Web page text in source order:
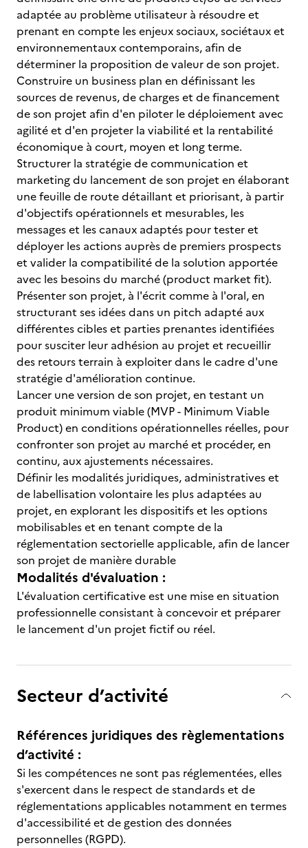
adaptée au problème utilisateur à résoudre et
prenant en compte les enjeux sociaux, sociétaux et
environnementaux contemporains, afin de
déterminer la proposition de valeur de son projet.
Construire un business plan en définissant les
sources de revenus, de charges et de financement
de son projet afin d'en piloter le déploiement avec
agilité et d'en projeter la viabilité et la rentabilité
économique à court, moyen et long terme.
Structurer la stratégie de communication et
marketing du lancement de son projet en élaborant
une feuille de route détaillant et priorisant, à partir
d'objectifs opérationnels et mesurables, les
messages et les canaux adaptés pour tester et
déployer les actions auprès de premiers prospects
et valider la compatibilité de la solution apportée
avec les besoins du marché (product market fit).
Présenter son projet, à l'écrit comme à l'oral, en
structurant ses idées dans un pitch adapté aux
différentes cibles et parties prenantes identifiées
pour susciter leur adhésion au projet et recueillir
des retours terrain à exploiter dans le cadre d'une
stratégie d'amélioration continue.
Lancer une version de son projet, en testant un
produit minimum viable (MVP - Minimum Viable
Product) en conditions opérationnelles réelles, pour
confronter son projet au marché et procéder, en
continu, aux ajustements nécessaires.
Définir les modalités juridiques, administratives et
de labellisation volontaire les plus adaptées au
projet, en explorant les dispositifs et les options
mobilisables et en tenant compte de la
réglementation sectorielle applicable, afin de lancer
son projet de manière durable
Modalités d'évaluation :
L'évaluation certificative est une mise en situation
professionnelle consistant à concevoir et préparer
le lancement d'un projet fictif ou réel.
Secteur d’activité
Références juridiques des règlementations
d’activité :
Si les compétences ne sont pas réglementées, elles
s'exercent dans le respect de standards et de
réglementations applicables notamment en termes
d'accessibilité et de gestion des données
personnelles (RGPD).